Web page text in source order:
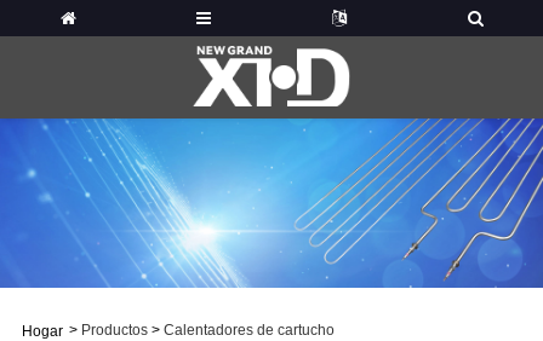
Hogar > Productos > Calentadores de cartucho